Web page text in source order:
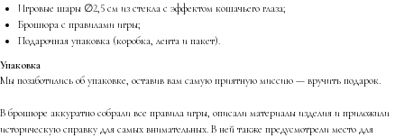
Игровые шары ∅2,5 см из стекла с эффектом кошачьего глаза;
Брошюра с правилами игры;
Подарочная упаковка (коробка, лента и пакет).
Упаковка
Мы позаботились об упаковке, оставив вам самую приятную миссию — вручить подарок.
В брошюре аккуратно собрали все правила игры, описали материалы изделия и приложили
историческую справку для самых внимательных. В ней также предусмотрели место для